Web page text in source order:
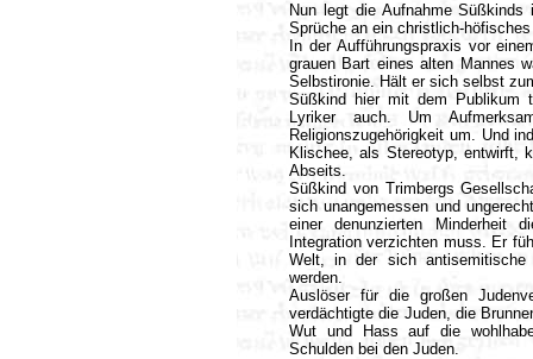
Nun legt die Aufnahme
Sprüche an ein christlich-
In der Aufführungspraxis vor
grauen Bart eines alten Mannes
Selbstironie. Hält er sich selbst
Süßkind hier mit dem Publikum
Lyriker auch. Um
Religionszugehörigkeit um. Und
Klischee, als Stereotyp, entwirft,
Abseits.
Süßkind von Trimbergs
sich unangemessen und
einer denunzierten Minderheit
Integration verzichten muss. Er
Welt, in der sich antisemitische
werden.
Auslöser für die großen
verdächtigte die Juden, die
Wut und Hass auf die
Schulden bei den Juden.